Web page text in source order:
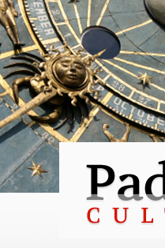
Salta al
contenuto
principale